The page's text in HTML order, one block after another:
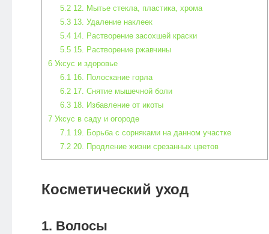
5.212. Мытье стекла, пластика, хрома
5.313. Удаление наклеек
5.414. Растворение засохшей краски
5.515. Растворение ржавчины
6Уксус и здоровье
6.116. Полоскание горла
6.217. Снятие мышечной боли
6.318. Избавление от икоты
7Уксус в саду и огороде
7.119. Борьба с сорняками на данном участке
7.220. Продление жизни срезанных цветов
Косметический уход
1. Волосы